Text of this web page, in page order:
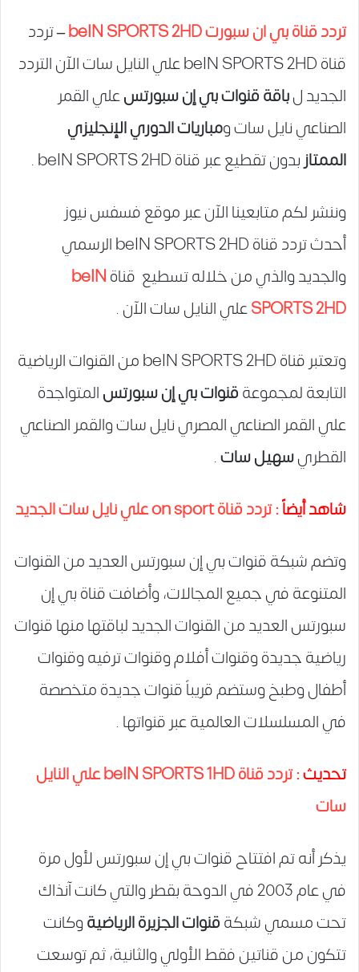
تردد قناة بي ان سبورت beIN SPORTS 2HD –تردد
قناة beIN SPORTS 2HD علي النايل سات الآن التردد
الجديد لباقة قنوات بي إن سبورتسعلي القمر
الصناعي نايل سات ومباريات الدوري الإنجليزي
الممتازبدون تقطيع عبر قناة beIN SPORTS 2HD .
وننشر لكم متابعينا الآن عبر موقع فسفس نيوز
أحدث تردد قناة beIN SPORTS 2HD الرسمي
والجديد والذي من خلاله تسطيع قناةbeIN
SPORTS 2HDعلي النايل سات الآن .
وتعتبر قناة beIN SPORTS 2HD من القنوات الرياضية
التابعة لمجموعةقنوات بي إن سبورتسالمتواجدة
علي القمر الصناعي المصري نايل سات والقمر الصناعي
القطريسهيل سات.
شاهد أيضاً :تردد قناة on sport علي نايل سات الجديد
وتضم شبكة قنوات بي إن سبورتس العديد من القنوات
المتنوعة في جميع المجالات، وأضافت قناة بي إن
سبورتس العديد من القنوات الجديد لباقتها منها قنوات
رياضية جديدة وقنوات أفلام وقنوات ترفيه وقنوات
أطفال وطبخ وستضم قريباً قنوات جديدة متخصصة
في المسلسلات العالمية عبر قنواتها .
تحديث :
تردد قناة beIN SPORTS 1HD علي النايل
سات
يذكر أنه تم افتتاح قنوات بي إن سبورتس لأول مرة
في عام 2003 في الدوحة بقطر والتي كانت آنذاك
تحت مسمي شبكةقنوات الجزيرة الرياضيةوكانت
تتكون من قناتين فقط الأولي والثانية، ثم توسعت